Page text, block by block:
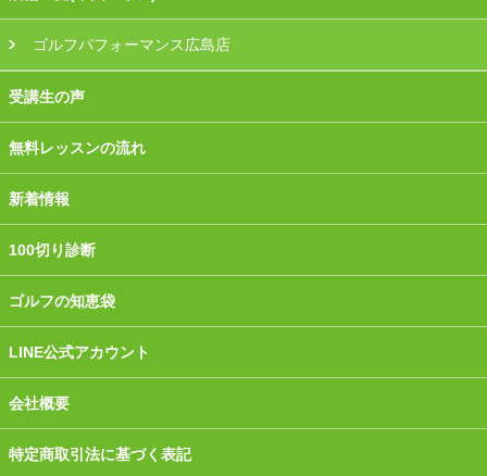
ゴルフパフォーマンス広島店
受講生の声
無料レッスンの流れ
新着情報
100切り診断
ゴルフの知恵袋
LINE公式アカウント
会社概要
特定商取引法に基づく表記